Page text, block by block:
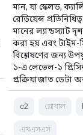
মান, যা স্কেলড,
রেডিয়েন্স
মানের ল্যান্ডস্যাট
করা হয় এবং টাইম-
বিশ্লেষণের জন্য
১-এ লেভেল-১
প্রক্রিয়াজাত ডেটা
c2 গ্লোবাল
এমএসএস